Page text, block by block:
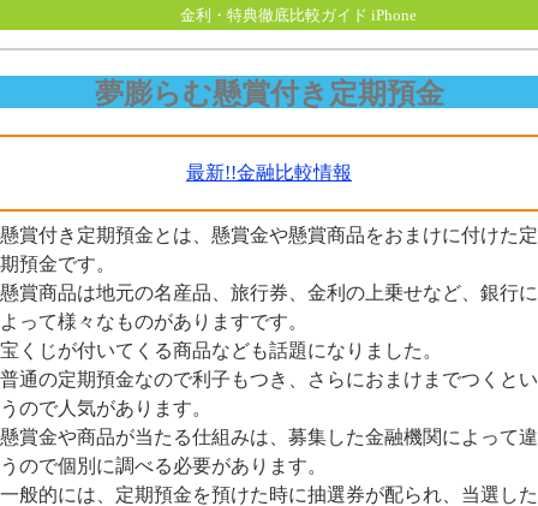
金利・特典徹底比較ガイド iPhone
夢膨らむ懸賞付き定期預金
最新!!金融比較情報
懸賞付き定期預金とは、懸賞金や懸賞商品をおまけに付けた定
期預金です。
懸賞商品は地元の名産品、旅行券、金利の上乗せなど、銀行に
よって様々なものがありますです。
宝くじが付いてくる商品なども話題になりました。
普通の定期預金なので利子もつき、さらにおまけまでつくとい
うので人気があります。
懸賞金や商品が当たる仕組みは、募集した金融機関によって違
うので個別に調べる必要があります。
一般的には、定期預金を預けた時に抽選券が配られ、当選した